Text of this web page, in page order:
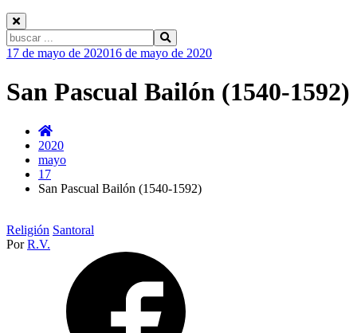
Buscar:
Ir
contenido
17 de mayo de 202016 de mayo de 2020
San Pascual Bailón (1540-1592)
2020
mayo
17
San Pascual Bailón (1540-1592)
Religión Santoral
PorR.V.